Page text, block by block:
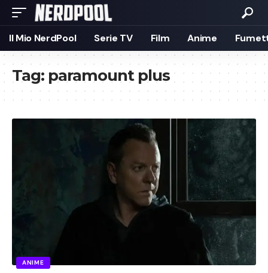
Il Mio NerdPool Serie TV Film Anime
Tag: paramount plus
ANIME